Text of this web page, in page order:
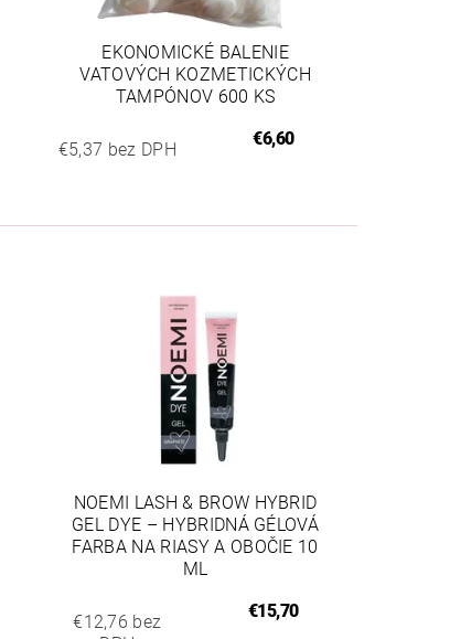
EKONOMICKÉ BALENIE
VATOVÝCH KOZMETICKÝCH
TAMPÓNOV 600 KS
€5,37 bez DPH
€6,60
NOEMI LASH & BROW HYBRID
GEL DYE – HYBRIDNÁ GÉLOVÁ
FARBA NA RIASY A OBOČIE 10
ML
€12,76 bez
€15,70